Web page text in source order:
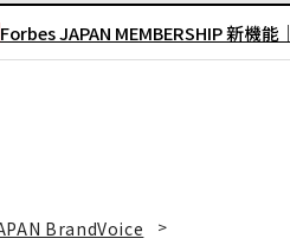
Forbes JAPAN MEMBERSHIP 新機能｜
BrandVoice